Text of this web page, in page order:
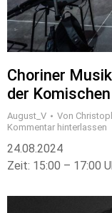
Choriner
der
August_V Von
Kommentar hinterlassen
24.08.2024
Zeit: 15:00 – 17:00